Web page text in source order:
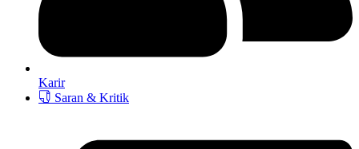
Karir
Saran & Kritik